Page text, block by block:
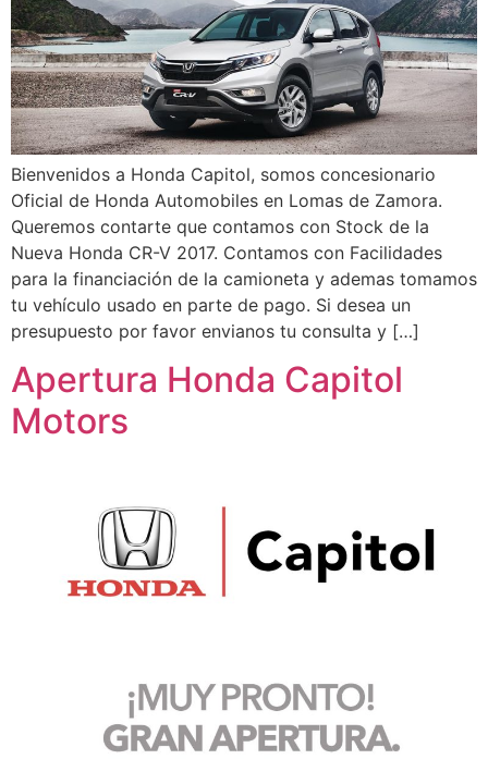
Bienvenidos a Honda Capitol, somos concesionario
Oficial de Honda Automobiles en Lomas de Zamora.
Queremos contarte que contamos con Stock de la
Nueva Honda CR-V 2017. Contamos con Facilidades
para la financiación de la camioneta y ademas tomamos
tu vehículo usado en parte de pago. Si desea un
presupuesto por favor envianos tu consulta y […]
Apertura Honda Capitol
Motors